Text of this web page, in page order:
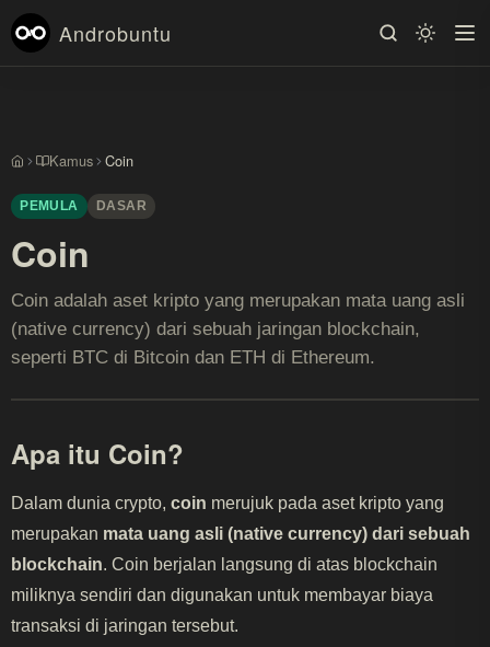
Androbuntu
BerandaKamus Coin
PEMULA DASAR
Coin
Coin adalah aset kripto yang merupakan mata uang asli
(native currency) dari sebuah jaringan blockchain,
seperti BTC di Bitcoin dan ETH di Ethereum.
Apa itu Coin?
Dalam dunia crypto, coin merujuk pada aset kripto yang
merupakan mata uang asli (native currency) dari sebuah
blockchain. Coin berjalan langsung di atas blockchain
miliknya sendiri dan digunakan untuk membayar biaya
transaksi di jaringan tersebut.